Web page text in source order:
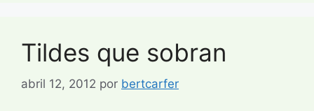
Tildes que sobran
abril 12, 2012 por bertcarfer